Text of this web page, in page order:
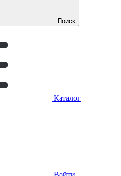
Поиск
Каталог
Войти